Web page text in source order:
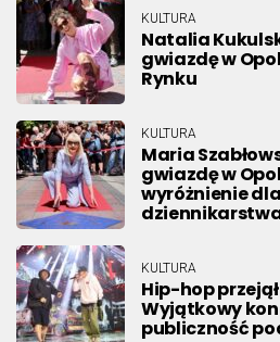
KULTURA
Natalia
gwiazdę w
Rynku
KULTURA
Maria
gwiazdę w
wyróżnienie
KULTURA
Hip-hop
Wyjątkowy
publiczność